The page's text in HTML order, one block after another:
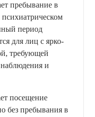
пребывание в
период
для лиц с ярко-
требующей
и
посещение
без пребывания в